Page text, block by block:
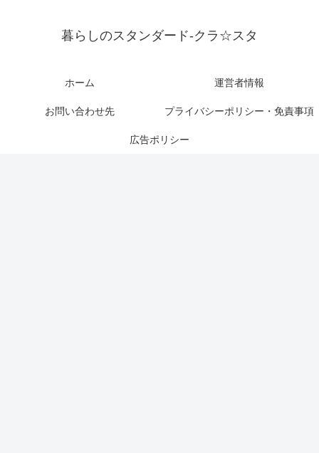
暮らしのスタンダード-クラ☆スタ
ホーム 運営者情報
お問い合わせ先 プライバシーポリシー・免責事項
広告ポリシー